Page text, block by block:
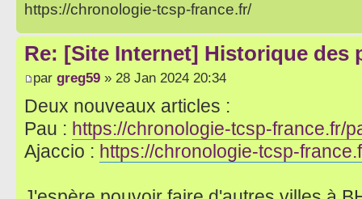
https://chronologie-tcsp-france.fr/
Re: [Site Internet] Historique des
par greg59 » 28 Jan 2024 20:34
Deux nouveaux articles :
Pau : https://chronologie-tcsp-france.fr/
Ajaccio : https://chronologie-tcsp-